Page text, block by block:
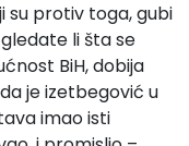
su protiv toga, gubi
li šta se
BiH, dobija
je izetbegović u
imao isti